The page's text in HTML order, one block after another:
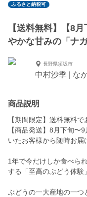
ふるさと納税可
【送料無料】【8
やかな甘みの「ナ
長野県須坂市
中村沙季 | な
商品説明
【期間限定】送料無料で
【商品発送】8月下旬〜
いたお客様から随時お届
1年で今だけしか食べら
する「至高のぶどう体験」
ぶどうの一大産地の一つ